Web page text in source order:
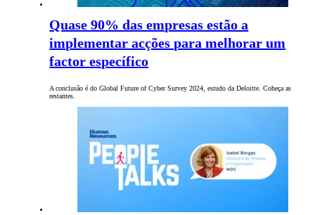
Quase 90% das empresas estão a
implementar acções para melhorar um
factor específico
A conclusão é do Global Future of Cyber Survey 2024, estudo da Deloitte. Coheça as
restantes.